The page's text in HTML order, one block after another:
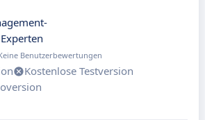
Benutzerbewertungen
Kostenlose Testversion